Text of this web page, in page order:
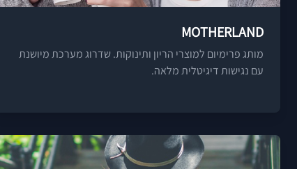
MOTHERLAND
מותג פרימיום למוצרי הריון ותינוקות. שדרוג מערכת מיושנת
עם נגישות דיגיטלית מלאה.